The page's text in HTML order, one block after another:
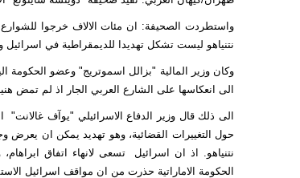
واستطردت الصحيفة: ان مئات الالاف خرجوا للشوارع
نتنياهو ليست تشكل تهديدا للديمقراطية في
وكان وزير المالية "بزالل اسموتريج" وعضو
الى انعكاسها على الشارع العربي الجار اذ لم تمض
الى ذلك قال وزير الدفاع الاسرائيلي "يوآف
حول التغييرات القضائية، وهو تهديد يمكن ان
نتنياهو. اذ ان اسرائيل تسعى لانهاء اتفاق
الحكومة الاماراتية حذرت من ان مواقف اسرائيل